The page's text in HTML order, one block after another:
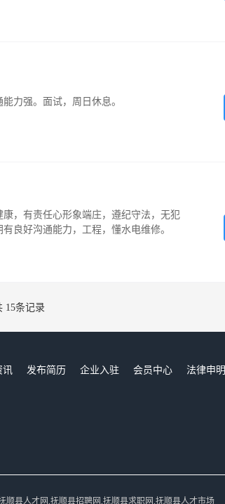
力强。面试，周日休息。
，有责任心形象端庄，遵纪守法，无犯
良好沟通能力，工程，懂水电维修。
15条记录
讯 发布简历 企业入驻 会员中心
法律申明
顺县人才网,抚顺县招聘网,抚顺县求职网,抚顺县人才市场